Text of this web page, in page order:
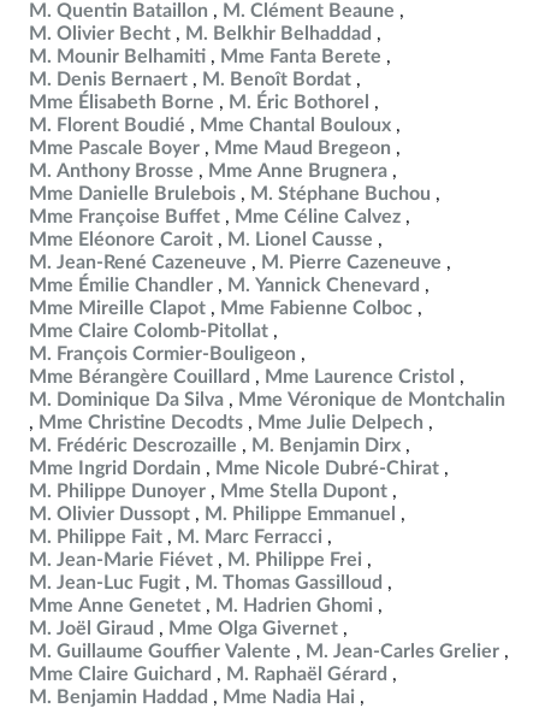
M. Quentin Bataillon
M. Clément Beaune
M. Olivier Becht
M. Belkhir Belhaddad
M. Mounir Belhamiti
Mme Fanta Berete
M. Denis Bernaert
M. Benoît Bordat
Mme Élisabeth Borne
M. Éric Bothorel
M. Florent Boudié
Mme Chantal Bouloux
Mme Pascale Boyer
Mme Maud Bregeon
M. Anthony Brosse
Mme Anne Brugnera
Mme Danielle Brulebois
M. Stéphane Buchou
Mme Françoise Buffet
Mme Céline Calvez
Mme Eléonore Caroit
M. Lionel Causse
M. Jean-René Cazeneuve
M. Pierre Cazeneuve
Mme Émilie Chandler
M. Yannick Chenevard
Mme Mireille Clapot
Mme Fabienne Colboc
Mme Claire Colomb-Pitollat
M. François Cormier-Bouligeon
Mme Bérangère Couillard
Mme Laurence Cristol
M. Dominique Da Silva
Mme Véronique de Montchalin
Mme Christine Decodts
Mme Julie Delpech
M. Frédéric Descrozaille
M. Benjamin Dirx
Mme Ingrid Dordain
Mme Nicole Dubré-Chirat
M. Philippe Dunoyer
Mme Stella Dupont
M. Olivier Dussopt
M. Philippe Emmanuel
M. Philippe Fait
M. Marc Ferracci
M. Jean-Marie Fiévet
M. Philippe Frei
M. Jean-Luc Fugit
M. Thomas Gassilloud
Mme Anne Genetet
M. Hadrien Ghomi
M. Joël Giraud
Mme Olga Givernet
M. Guillaume Gouffier Valente
M. Jean-Carles Grelier
Mme Claire Guichard
M. Raphaël Gérard
M. Benjamin Haddad
Mme Nadia Hai